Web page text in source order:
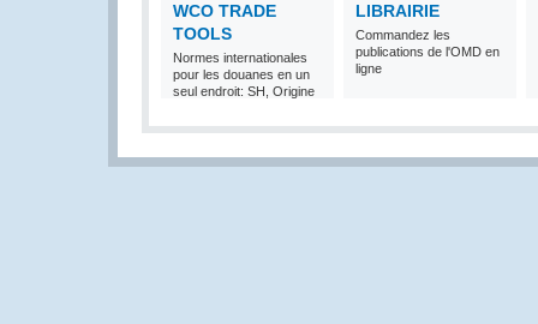
WCO TRADE
TOOLS
Normes internationales
pour les douanes en un
seul endroit: SH, Origine
LIBRAIRIE
Commandez les
publications de l'OMD en
ligne